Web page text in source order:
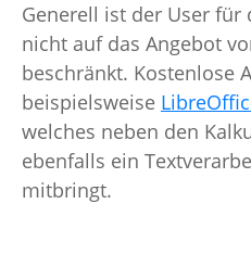
Generell ist der User
nicht auf das Angebot
beschränkt. Kostenlose
beispielsweise
welches neben den
ebenfalls ein
mitbringt.